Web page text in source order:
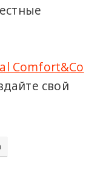
Comfort&Co
свой